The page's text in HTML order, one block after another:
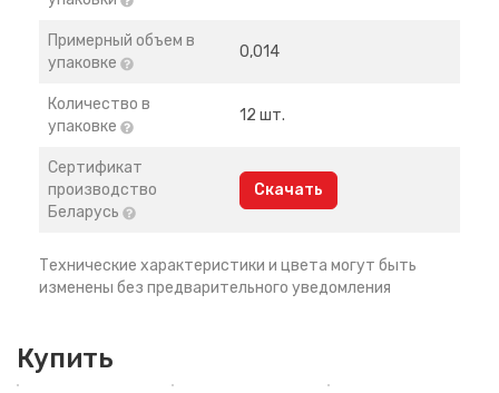
Примерный объем в
упаковке
0,014
Количество в
упаковке
12 шт.
Сертификат
производство
Беларусь
Скачать
Технические характеристики и цвета могут быть
изменены без предварительного уведомления
Купить